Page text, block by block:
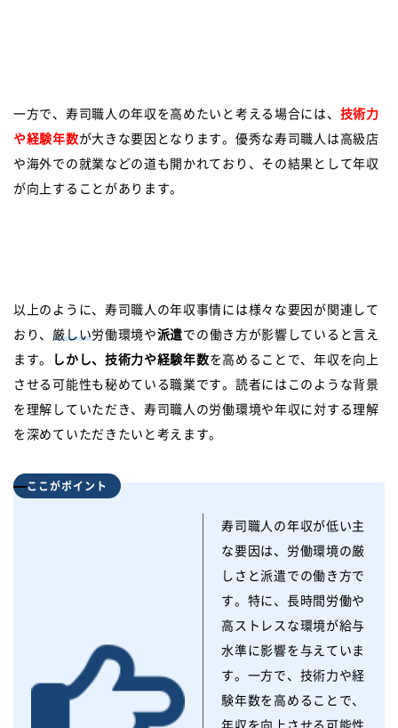
一方で、寿司職人の年収を高めたいと考える場合には、 技術力
や経験年数が大きな要因となります。優秀な寿司職人は高級店
や海外での就業などの道も開かれており、その結果として年収
が向上することがあります。
以上のように、寿司職人の年収事情には様々な要因が関連して
おり、厳しい労働環境や派遣での働き方が影響していると言え
ます。
しかし、技術力や経験年数を高めることで、年収を向上
させる可能性も秘めている職業です。読者にはこのような背景
を理解していただき、寿司職人の労働環境や年収に対する理解
を深めていただきたいと考えます。
ここがポイント
寿司職人の年収が低い主
な要因は、労働環境の厳
しさと派遣での働き方で
す。特に、長時間労働や
高ストレスな環境が給与
水準に影響を与えていま
す。一方で、技術力や経
験年数を高めることで、
年収を向上させる可能性